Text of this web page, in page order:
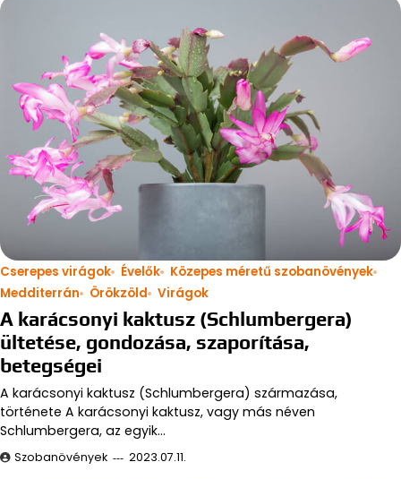
Cserepes virágok Évelők
Közepes méretű szobanövények
Medditerrán
Örökzöld Virágok
A karácsonyi kaktusz (Schlumbergera)
ültetése, gondozása, szaporítása,
betegségei
A karácsonyi kaktusz (Schlumbergera) származása,
története A karácsonyi kaktusz, vagy más néven
Schlumbergera, az egyik…
Szobanövények 2023.07.11.